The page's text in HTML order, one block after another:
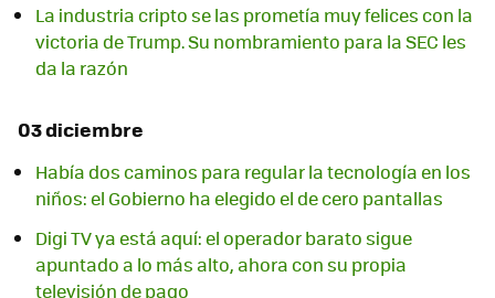
La industria cripto se las prometía muy felices con la
victoria de Trump. Su nombramiento para la SEC les
da la razón
03 diciembre
Había dos caminos para regular la tecnología en los
niños: el Gobierno ha elegido el de cero pantallas
Digi TV ya está aquí: el operador barato sigue
apuntado a lo más alto, ahora con su propia
televisión de pago